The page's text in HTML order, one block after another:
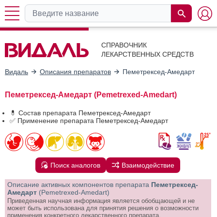
СПРАВОЧНИК
ЛЕКАРСТВЕННЫХ СРЕДСТВ
Видаль Описания препаратов Пеметрексед-Амедарт
Пеметрексед-Амедарт (Pemetrexed-Amedart)
💊 Состав препарата Пеметрексед-Амедарт
✅ Применение препарата Пеметрексед-Амедарт
Поиск аналогов Взаимодействие
Описание активных компонентов препарата Пеметрексед-
Амедарт (Pemetrexed-Amedart)
Приведенная научная информация является обобщающей и не
может быть использована для принятия решения о возможности
применения конкретного лекарственного препарата.